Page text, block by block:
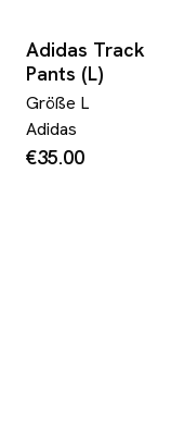
Adidas Track
Pants (L)
Größe L
Adidas
€35.00